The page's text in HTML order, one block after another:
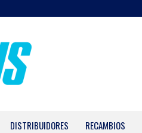
DISTRIBUIDORES RECAMBIOS